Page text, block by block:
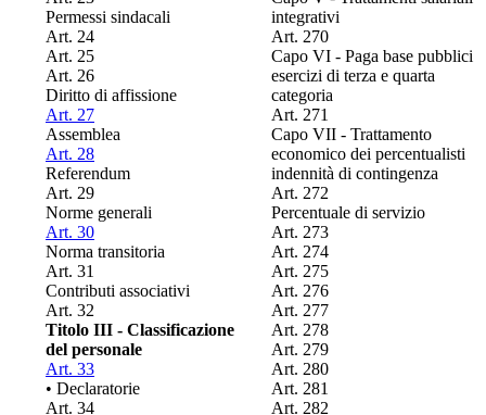
Permessi sindacali
Art. 24
Art. 25
Art. 26
Diritto di affissione
Art. 27
Assemblea
Art. 28
Referendum
Art. 29
Norme generali
Art. 30
Norma transitoria
Art. 31
Contributi associativi
Art. 32
Titolo III - Classificazione
del personale
Art. 33
• Declaratorie
Art. 34
integrativi
Art. 270
Capo VI - Paga base pubblici
esercizi di terza e quarta
categoria
Art. 271
Capo VII - Trattamento
economico dei percentualisti
indennità di contingenza
Art. 272
Percentuale di servizio
Art. 273
Art. 274
Art. 275
Art. 276
Art. 277
Art. 278
Art. 279
Art. 280
Art. 281
Art. 282